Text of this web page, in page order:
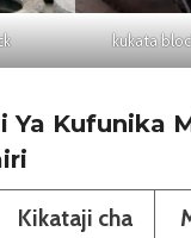
kukata
Ya Kufunika
Kikataji cha